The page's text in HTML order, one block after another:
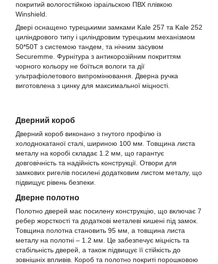
покритий вологостійкою ізраільскою ПВХ плівкою
Winshield.
Двері оснащено турецькими замками Kale 257 та Kale 252
циліндрового типу і циліндровим турецьким механізмом
50*50T з системою тандем, та нічним засувом
Securemme. Фурнітура з антикорозійним покриттям
чорного кольору не боїться вологи та дії
ультрафіолетового випромінювання. Дверна ручка
виготовлена з цинку для максимальної міцності.
Дверний короб
Дверний короб виконано з гнутого профілю із
холоднокатаної сталі, шириною 100 мм. Товщина листа
металу на коробі складає 1.2 мм, що гарантує
довговічність та надійність конструкції. Отвори для
замкових ригелів посилені додатковим листом металу, що
підвищує рівень безпеки.
Дверне полотно
Полотно дверей має посилену конструкцію, що включає 7
ребер жорсткості та додаткові металеві кишені під замок.
Товщина полотна становить 95 мм, а товщина листа
металу на полотні – 1.2 мм. Це забезпечує міцність та
стабільність дверей, а також підвищує її стійкість до
зовнішніх впливів. Короб та полотно покриті порошковою